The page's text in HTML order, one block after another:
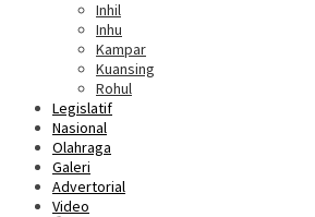
Inhil
Inhu
Kampar
Kuansing
Rohul
Legislatif
Nasional
Olahraga
Galeri
Advertorial
Video